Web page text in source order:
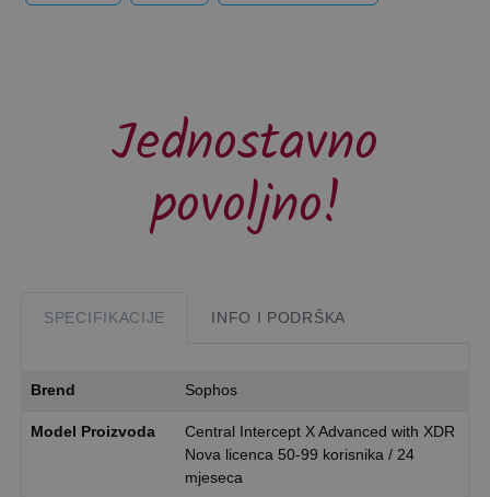
Jednostavno
povoljno!
SPECIFIKACIJE INFO I PODRŠKA
Brend Sophos
Model Proizvoda
Central Intercept X Advanced with XDR
Nova licenca 50-99 korisnika / 24
mjeseca